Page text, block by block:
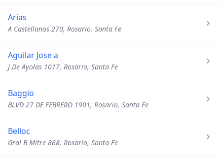
Arias
A Castellanos 270, Rosario, Santa Fe
Aguilar Jose a
J De Ayolas 1017, Rosario, Santa Fe
Baggio
BLVD 27 DE FEBRERO 1901, Rosario, Santa Fe
Belloc
Gral B Mitre 868, Rosario, Santa Fe